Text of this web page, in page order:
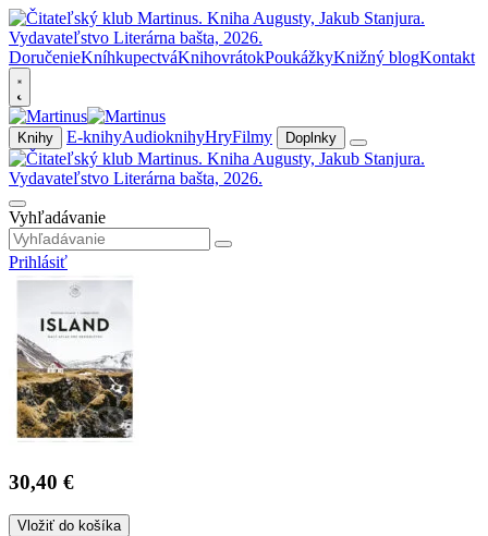
DoručenieKníhkupectváKnihovrátokPoukážkyKnižný blogKontakt
Knihy E-knihyAudioknihyHryFilmy Doplnky
Vyhľadávanie
Prihlásiť
30,40 €
Vložiť do košíka